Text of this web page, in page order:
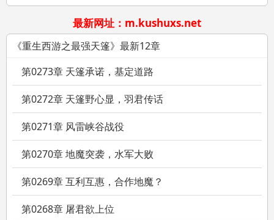
最新网址：m.kushuxs.net
《重生西游之最强天篷》最新12章
第0273章 天篷承诺，基定道路
第0272章 天篷野心显，羽君传话
第0271章 风雷峡谷战役
第0270章 地魔突袭，水军大败
第0269章 互利互惠，合作地魔？
第0268章 屠君欲上位